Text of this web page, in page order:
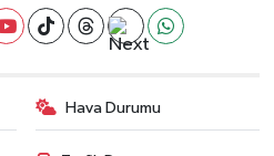
Hava Durumu